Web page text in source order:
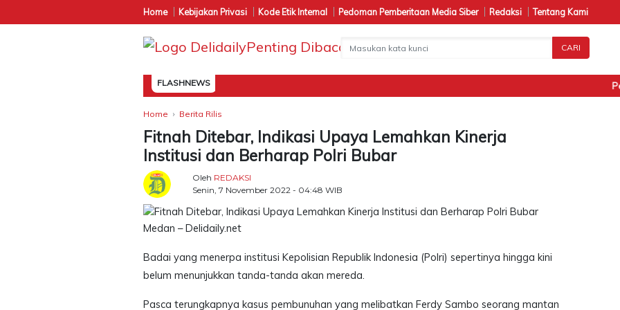
Home Kebijakan Privasi Kode Etik Internal Pedoman Pemberitaan Media Siber Redaksi Tentang Kami
CARI
FLASHNEWS
Home Berita Rilis
Fitnah Ditebar, Indikasi Upaya Lemahkan Kinerja
Institusi dan Berharap Polri Bubar
Oleh REDAKSI
Senin, 7 November 2022 - 04:48 WIB
Medan – Delidaily.net
Badai yang menerpa institusi Kepolisian Republik Indonesia (Polri) sepertinya hingga kini
belum menunjukkan tanda-tanda akan mereda.
Pasca terungkapnya kasus pembunuhan yang melibatkan Ferdy Sambo seorang mantan